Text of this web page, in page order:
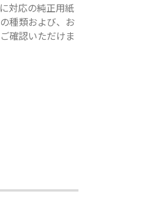
対応の純正用紙
種類および、お
確認いただけま